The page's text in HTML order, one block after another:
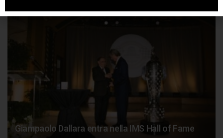
Giampaolo Dallara entra nella IMS Hall of Fame